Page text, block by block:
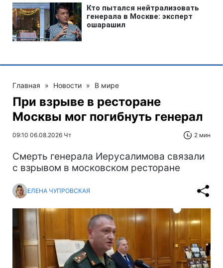
Главная » Новости » В мире
При взрыве в ресторане
Москвы мог погибнуть генерал
09:10 06.08.2026 Чт 2 мин
Смерть генерала Иерусалимова связали
с взрывом в московском ресторане
ЕЛЕНА ЧУПРОВСКАЯ